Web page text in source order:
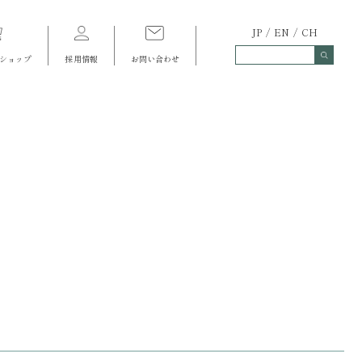
ョップ 採用情報 お問い合わせ
JP EN CH